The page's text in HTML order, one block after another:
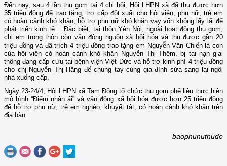
Đến nay, sau 4 lần thu gom tại 4 chi hội, Hội LHPN xã đã thu được hơn
35 triệu đồng để trao tặng, trợ cấp đột xuất cho hội viên, phụ nữ, trẻ em
có hoàn cảnh khó khăn; hỗ trợ phụ nữ khó khăn vay vốn không lấy lãi để
phát triển kinh tế… Đặc biệt, tại thôn Yên Nội, ngoài hoạt động thu gom,
chị em trong thôn còn vận động nguồn xã hội hóa và thu được gần 20
triệu đồng và đã trích 4 triệu đồng trao tặng em Nguyễn Văn Chiến là con
của hội viên có hoàn cảnh khó khăn Nguyễn Thị Thêm, bị tai nạn giai
thông đang cấp cứu tại bệnh viện Việt Đức và hỗ trợ kinh phí 4 triệu đồng
cho chị Nguyễn Thị Hằng để chung tay cùng gia đình sửa sang lại ngôi
nhà xuống cấp.
Ngày 23-24/4, Hội LHPN xã Tam Đồng tổ chức thu gom phế liệu thực hiện
mô hình “Điểm nhân ái” và vận động xã hội hóa được hơn 25 triệu đồng
để hỗ trợ phụ nữ, trẻ em nghèo, khuyết tật, có hoàn cảnh khó khăn trên
địa bàn.
baophunuthudo